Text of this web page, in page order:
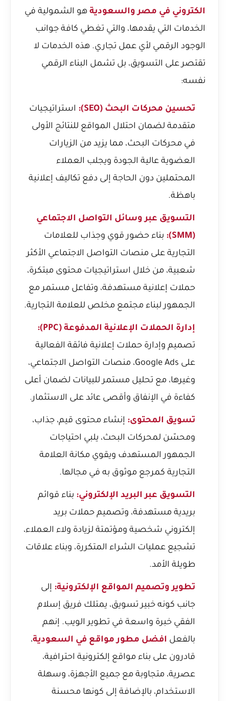
الكتروني في مصر والسعودية هو الشمولية في
الخدمات التي يقدمها، والتي تغطي كافة جوانب
الوجود الرقمي لأي عمل تجاري. هذه الخدمات لا
تقتصر على التسويق، بل تشمل البناء الرقمي
نفسه:
تحسين محركات البحث (SEO):
استراتيجيات
متقدمة لضمان احتلال المواقع للنتائج الأولى
في محركات البحث، مما يزيد من الزيارات
العضوية عالية الجودة ويجلب العملاء
المحتملين دون الحاجة إلى دفع تكاليف إعلانية
باهظة.
التسويق عبر وسائل التواصل الاجتماعي
(SMM):
بناء حضور قوي وجذاب للعلامات
التجارية على منصات التواصل الاجتماعي الأكثر
شعبية، من خلال استراتيجيات محتوى مبتكرة،
حملات إعلانية مستهدفة، وتفاعل مستمر مع
الجمهور لبناء مجتمع مخلص للعلامة التجارية.
إدارة الحملات الإعلانية المدفوعة (PPC):
تصميم وإدارة حملات إعلانية فائقة الفعالية
على Google Ads، منصات التواصل الاجتماعي،
وغيرها، مع تحليل مستمر للبيانات لضمان أعلى
كفاءة في الإنفاق وأقصى عائد على الاستثمار.
تسويق المحتوى: إنشاء محتوى قيم، جذاب،
ومحسّن لمحركات البحث، يلبي احتياجات
الجمهور المستهدف ويقوي مكانة العلامة
التجارية كمرجع موثوق به في مجالها.
التسويق عبر البريد الإلكتروني: بناء قوائم
بريدية مستهدفة، وتصميم حملات بريد
إلكتروني شخصية ومؤتمتة لزيادة ولاء العملاء،
تشجيع عمليات الشراء المتكررة، وبناء علاقات
طويلة الأمد.
تطوير وتصميم المواقع الإلكترونية: إلى
جانب كونه خبير تسويق، يمتلك فريق إسلام
الفقي خبرة واسعة في تطوير الويب. إنهم
بالفعل افضل مطور مواقع في السعودية،
قادرون على بناء مواقع إلكترونية احترافية،
عصرية، متجاوبة مع جميع الأجهزة، وسهلة
الاستخدام، بالإضافة إلى كونها محسنة